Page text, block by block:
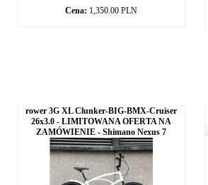
Cena: 1,350.00 PLN
rower 3G XL Clunker-BIG-BMX-Cruiser
26x3.0 - LIMITOWANA OFERTA NA
ZAMÓWIENIE - Shimano Nexus 7